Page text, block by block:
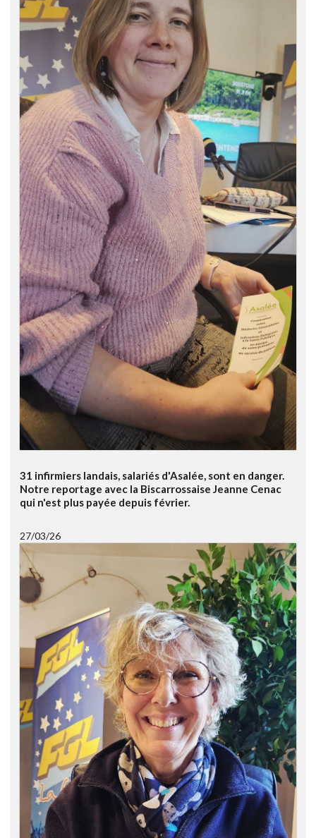
31 infirmiers landais, salariés d'Asalée, sont en danger.
Notre reportage avec la Biscarrossaise Jeanne Cenac
qui n'est plus payée depuis février.
27/03/26